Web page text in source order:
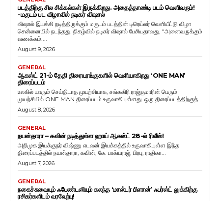
படத்திற்கு சில சிக்கல்கள் இருக்கிறது. அதைத்தாண்டி படம் வெளிவரும்!
-மகுடம் பட விழாவில் நடிகர் விஷால்
விஷால் இயக்கி நடித்திருக்கும் மகுடம் படத்தின் டிரெய்லர் வெளியீட்டு விழா
சென்னையில் நடந்தது. நிகழ்வில் நடிகர் விஷால் பேசியதாவது, "அனைவருக்கும்
வணக்கம்....
August 9, 2026
GENERAL
ஆகஸ்ட் 21-ம் தேதி திரையரங்குகளில் வெளியாகிறது ‘ONE MAN’
திரைப்படம்
உலகில் யாரும் செய்திடாத முயற்சியாக, சங்ககிரி ராஜ்குமாரின் பெரும்
முயற்சியில் ONE MAN திரைப்படம் உருவாகியுள்ளது. ஒரு திரைப்படத்திற்குத்...
August 8, 2026
GENERAL
நயன்தாரா – கவின் நடித்துள்ள ஹாய் ஆகஸ்ட் 28-ல் ரிலீஸ்!
அறிமுக இயக்குநர் விஷ்ணு எடவன் இயக்கத்தில் உருவாகியுள்ள இந்த
திரைப்படத்தில் நயன்தாரா, கவின், கே. பாக்யராஜ், பிரபு, ராதிகா...
August 7, 2026
GENERAL
நகைச்சுவையும் ஃபேண்டஸியும் கலந்த ‘மாஸ்டர் பிளான்’ ஃபர்ஸ்ட் லுக்கிற்கு
ரசிகர்களிடம் வரவேற்பு!